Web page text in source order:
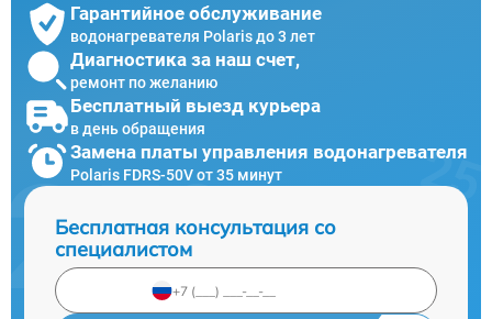
Гарантийное обслуживание
водонагревателя Polaris до 3 лет
Диагностика за наш счет,
ремонт по желанию
Бесплатный выезд курьера
в день обращения
Замена платы управления водонагревателя
Polaris FDRS-50V от 35 минут
Бесплатная консультация со
специалистом